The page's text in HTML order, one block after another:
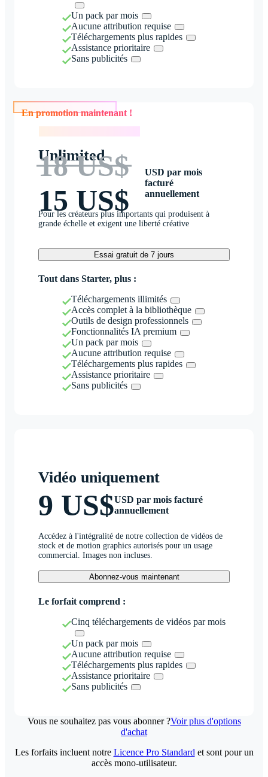
Un pack par mois
Aucune attribution requise
Téléchargements plus rapides
Assistance prioritaire
Sans publicités
En promotion maintenant !
Unlimited
18 US$
15 US$
USD par mois
facturé
annuellement
Pour les créateurs plus importants qui produisent à
grande échelle et exigent une liberté créative
Essai gratuit de 7 jours
Tout dans Starter, plus :
Téléchargements illimités
Accès complet à la bibliothèque
Outils de design professionnels
Fonctionnalités IA premium
Un pack par mois
Aucune attribution requise
Téléchargements plus rapides
Assistance prioritaire
Sans publicités
Vidéo uniquement
9 US$USD par mois facturé
annuellement
Accédez à l'intégralité de notre collection de vidéos de
stock et de motion graphics autorisés pour un usage
commercial. Images non incluses.
Abonnez-vous maintenant
Le forfait comprend :
Cinq téléchargements de vidéos par mois
Un pack par mois
Aucune attribution requise
Téléchargements plus rapides
Assistance prioritaire
Sans publicités
Vous ne souhaitez pas vous abonner ?Voir plus d'options
d'achat
Les forfaits incluent notre Licence Pro Standard et sont pour un
accès mono-utilisateur.